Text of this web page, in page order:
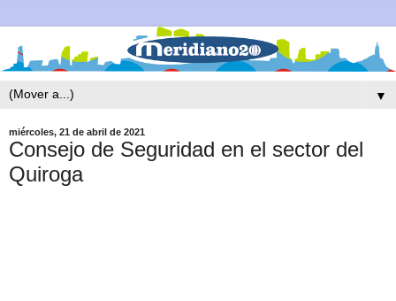
▼
miércoles, 21 de abril de 2021
Consejo de Seguridad en el sector del
Quiroga